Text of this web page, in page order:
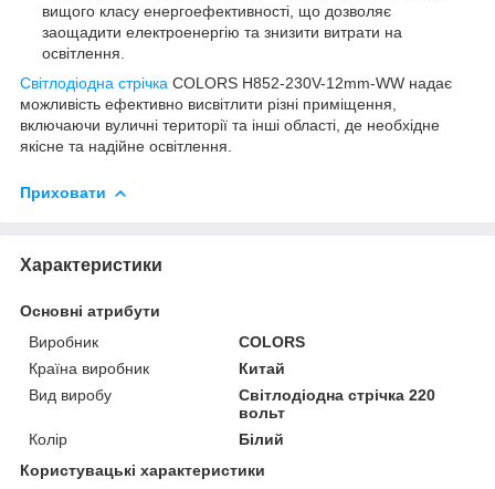
вищого класу енергоефективності, що дозволяє
заощадити електроенергію та знизити витрати на
освітлення.
Світлодіодна стрічка COLORS H852-230V-12mm-WW надає
можливість ефективно висвітлити різні приміщення,
включаючи вуличні території та інші області, де необхідне
якісне та надійне освітлення.
Приховати
Характеристики
Основні атрибути
Виробник
COLORS
Країна виробник
Китай
Вид виробу
Світлодіодна стрічка 220
вольт
Колір
Білий
Користувацькі характеристики